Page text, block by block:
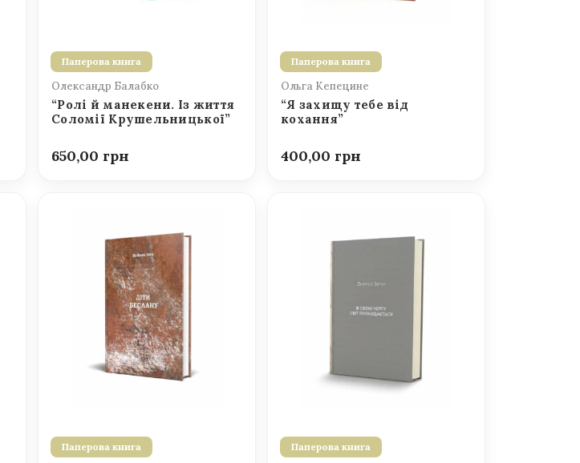
Паперова книга
Олександр Балабко
“Ролі й манекени. Із життя
Соломії Крушельницької”
650,00
Паперова книга
Ольга Кепецине
“Я захищу тебе від
кохання”
400,00
Паперова книга Паперова книга